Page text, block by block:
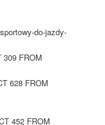
do-jazdy-
309 FROM
628 FROM
452 FROM